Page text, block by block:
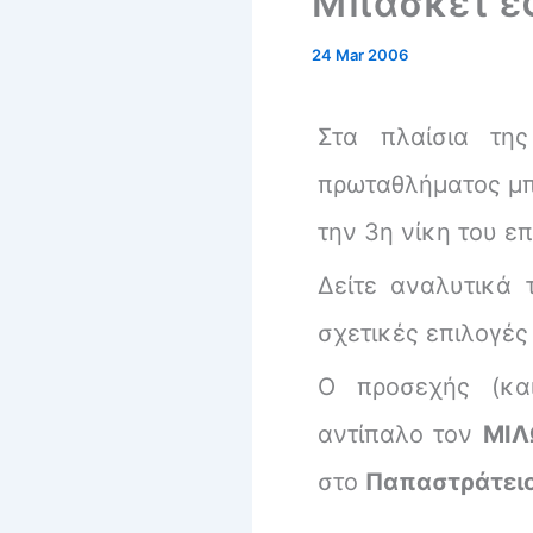
24 Mar 2006
Στα πλαίσια
πρωταθλήματος
την 3η νίκη του
Δείτε αναλυτικά
σχετικές
Ο προσεχής
αντίπαλο τον
στο